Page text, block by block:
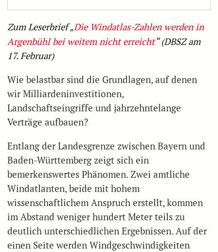
Zum Leserbrief „Die Windatlas-Zahlen werden in
Argenbühl bei weitem nicht erreicht“ (DBSZ am
17. Februar)
Wie belastbar sind die Grundlagen, auf denen
wir Milliardeninvestitionen,
Landschaftseingriffe und jahrzehntelange
Verträge aufbauen?
Entlang der Landesgrenze zwischen Bayern und
Baden-Württemberg zeigt sich ein
bemerkenswertes Phänomen. Zwei amtliche
Windatlanten, beide mit hohem
wissenschaftlichem Anspruch erstellt, kommen
im Abstand weniger hundert Meter teils zu
deutlich unterschiedlichen Ergebnissen. Auf der
einen Seite werden Windgeschwindigkeiten